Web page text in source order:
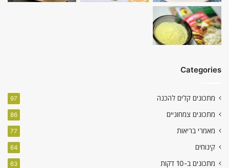
Categories
מתכונים קלים להכנה 97
מתכונים צמחוניים 86
מאמרי בריאות 77
קינוחים 64
מתכונים ב-10 דקות 63